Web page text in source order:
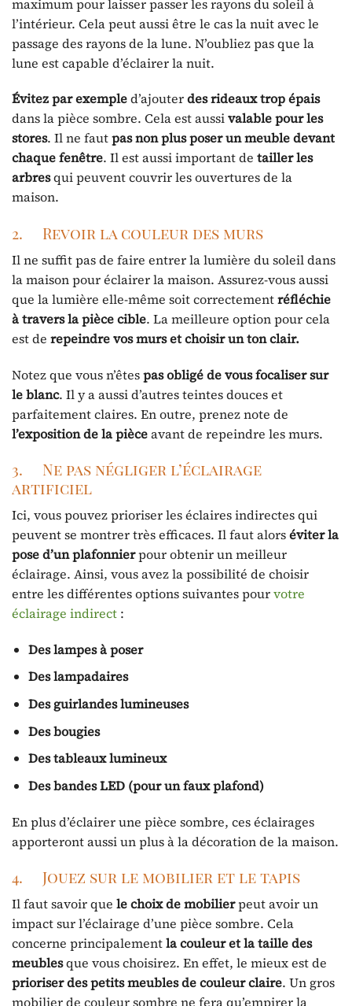
maximum pour laisser passer les rayons du soleil à
l’intérieur. Cela peut aussi être le cas la nuit avec le
passage des rayons de la lune. N’oubliez pas que la
lune est capable d’éclairer la nuit.
Évitezparexempled’ajouterdes rideaux trop épais
dans la pièce sombre. Cela est aussivalablepourles
stores. Il ne fautpas non plus poser un meuble devant
chaque fenêtre. Il est aussi important de tailler les
arbresqui peuvent couvrir les ouvertures de la
maison.
2. Revoir la couleur des murs
Il ne suffit pas de faire entrer la lumière du soleil dans
la maison pour éclairer la maison. Assurez-vous aussi
que la lumière elle-même soit correctementréfléchie
à travers la piècecible. La meilleure option pour cela
est de repeindre vos murs et choisir un ton clair.
Notez que vous n’êtespas obligé de vous focaliser sur
le blanc. Il y a aussi d’autres teintes douces et
parfaitement claires. En outre, prenez note de
l’exposition de la pièceavant de repeindre les murs.
3. Ne pas négliger l’éclairage
artificiel
Ici, vous pouvez prioriser les éclaires indirectes qui
peuvent se montrer très efficaces. Il faut alorséviterla
pose d’un plafonnierpour obtenir un meilleur
éclairage. Ainsi, vous avez la possibilité de choisir
entre les différentes options suivantes pourvotre
éclairage indirect :
Des lampes à poser
Des lampadaires
Des guirlandes lumineuses
Des bougies
Des tableaux lumineux
Des bandes LED (pour un faux plafond)
En plus d’éclairer une pièce sombre, ces éclairages
apporteront aussi un plus à la décoration de la maison.
4. Jouez sur le mobilier et le tapis
Il faut savoir que lechoix de mobilierpeut avoir un
impact sur l’éclairage d’une pièce sombre. Cela
concerne principalementla couleur et la taille des
meublesque vous choisirez. En effet, le mieux est de
prioriserdes petits meubles de couleur claire. Un gros
mobilier de couleur sombre ne fera qu’empirer la